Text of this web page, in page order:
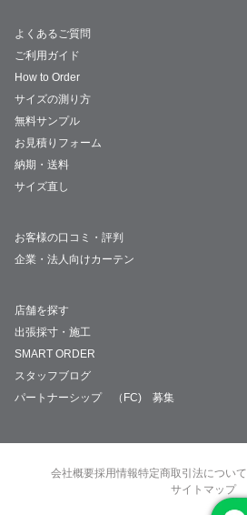
よくあるご質問
ご利用ガイド
How to Order
サイズの測り方
無料サンプル
お見積りフォーム
納期・送料
サイズ直し
お客様の口コミ・評判
企業・法人向けカーテン
店舗を探す
出張採寸・施工
SMART ORDER
スタッフブログ
パートナーシップ （FC) 募集
会社概要採用情報特定商取引法について
サイトマップ